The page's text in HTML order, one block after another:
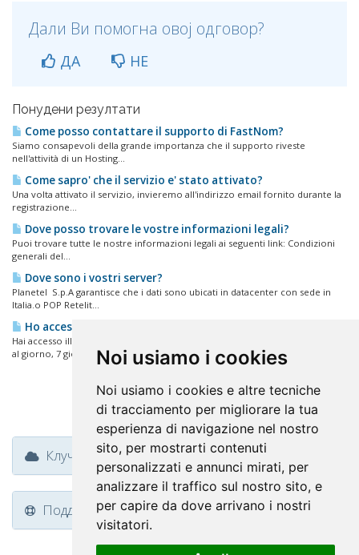
Noi usiamo i cookies
Noi usiamo i cookies e altre tecniche
di tracciamento per migliorare la tua
esperienza di navigazione nel nostro
sito, per mostrarti contenuti
personalizzati e annunci mirati, per
analizzare il traffico sul nostro sito, e
per capire da dove arrivano i nostri
visitatori.
Дали Ви помогна овој одговор?
ДА НЕ
Понудени резултати
Come posso contattare il supporto di FastNom?
Siamo consapevoli della grande importanza che il supporto riveste
nell'attività di un Hosting...
Come sapro' che il servizio e' stato attivato?
Una volta attivato il servizio, invieremo all'indirizzo email fornito durante la
registrazione...
Dove posso trovare le vostre informazioni legali?
Puoi trovare tutte le nostre informazioni legali ai seguenti link: Condizioni
generali del...
Dove sono i vostri server?
Planetel S.p.A garantisce che i dati sono ubicati in datacenter con sede in
Italia.o POP Retelit...
Ho accesso illimitato per aggiornare le mie pagine?
Hai accesso illimitato al tuo spazio web tramite DirectAdmin e via FTP 24 ore
al giorno, 7 giorni...
Клучни тагови
Поддршка